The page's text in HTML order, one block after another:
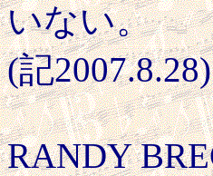
いない。
(記2007.8.28)
RANDY